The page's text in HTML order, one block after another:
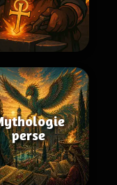
perse